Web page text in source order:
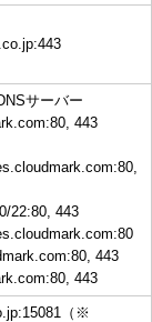
サーバー
443
22:80, 443
443
443
（※